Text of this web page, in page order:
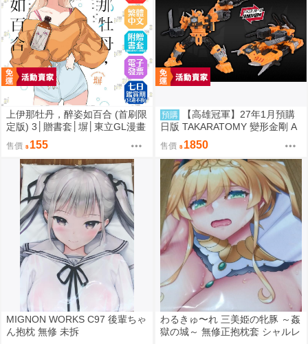
上伊那牡丹，醉姿如百合 (首刷限
定版) 3│贈書套│塀│東立GL漫畫
│BJ4動漫
售價 155
預購
【高雄冠軍】27年1月預購
日版 TAKARATOMY 變形金剛 A
OTP-45 宇宙大帝使者 免訂金09
02
售價 1850
MIGNON WORKS C97 後輩ちゃ
ん抱枕 無修 未拆
わるきゅ〜れ 三美姫の牝豚 ～姦
獄の城～ 無修正抱枕套 シャルレ